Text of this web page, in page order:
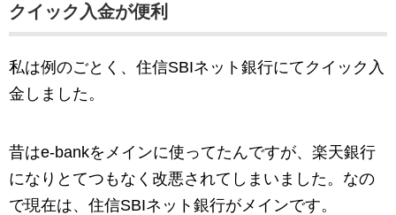
クイック入金が便利
私は例のごとく、住信SBIネット銀行にてクイック入
金しました。
昔はe-bankをメインに使ってたんですが、楽天銀行
になりとてつもなく改悪されてしまいました。なの
で現在は、住信SBIネット銀行がメインです。